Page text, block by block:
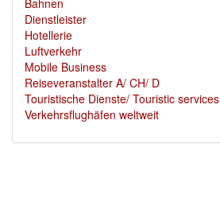
Dienstleister
Hotellerie
Luftverkehr
Mobile Business
Reiseveranstalter A/ CH/ D
Touristische Dienste/ Touristic services
Verkehrsflughäfen weltweit